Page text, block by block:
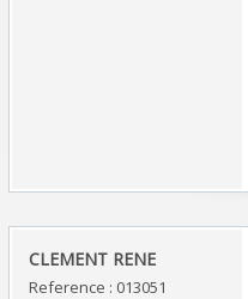
‎CLEMENT RENE‎
Reference : 013051